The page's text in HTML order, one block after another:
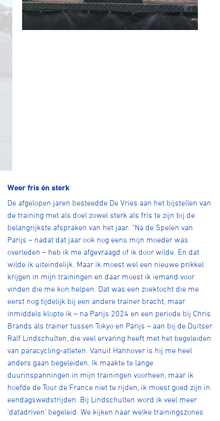
Weer fris én sterk
De afgelopen jaren besteedde De Vries aan het bijstellen van
de training met als doel zowel sterk als fris te zijn bij de
belangrijkste afspraken van het jaar. "Na de Spelen van
Parijs – nadat dat jaar ook nog eens mijn moeder was
overleden – heb ik me afgevraagd of ik door wilde. En dat
wilde ik uiteindelijk. Maar ik moest wel een nieuwe prikkel
krijgen in mijn trainingen en daar moest ik iemand voor
vinden die me kon helpen. Dat was een zoektocht die me
eerst nog tijdelijk bij een andere trainer bracht, maar
inmiddels klopte ik – na Parijs 2024 en een periode bij Chris
Brands als trainer tussen Tokyo en Parijs – aan bij de Duitser
Ralf Lindschulten, die veel ervaring heeft met het begeleiden
van paracycling-atleten. Vanuit Hannover is hij me heel
anders gaan begeleiden. Ik maakte te lange
duurinspanningen in mijn trainingen voorheen, maar ik
hoefde de Tour de France niet te rijden, ik moest goed zijn in
eendagswedstrijden. Bij Lindschulten word ik veel meer
'datadriven' begeleid. We kijken naar welke trainingszones